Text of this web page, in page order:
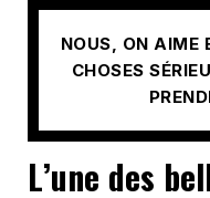
NOUS, ON AIME
CHOSES
L’une des